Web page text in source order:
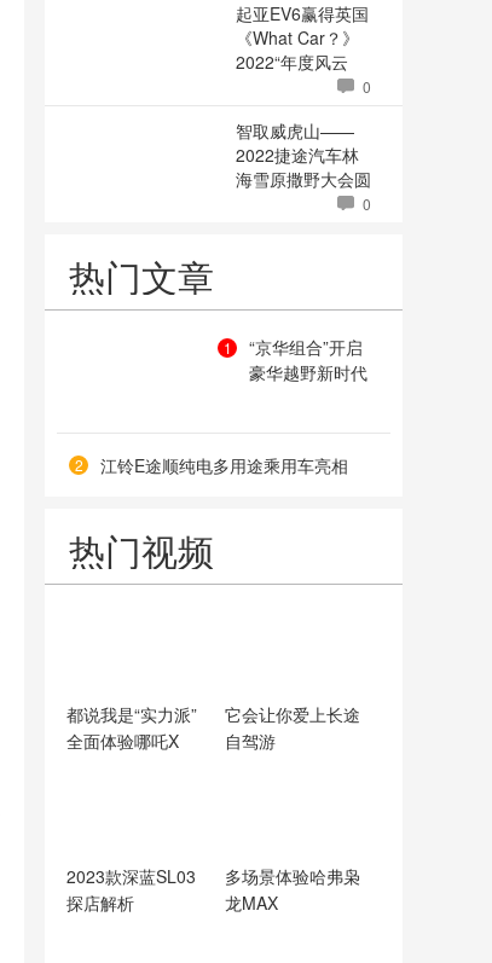
起亚EV6赢得英国
《What Car？》
2022“年度风云
0
智取威虎山——
2022捷途汽车林
海雪原撒野大会圆
0
热门文章
1
“京华组合”开启
豪华越野新时代
2 江铃E途顺纯电多用途乘用车亮相
热门视频
都说我是“实力派”
全面体验哪吒X
它会让你爱上长途
自驾游
2023款深蓝SL03
探店解析
多场景体验哈弗枭
龙MAX